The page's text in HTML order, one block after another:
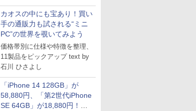
システム」
カオスの中にも宝あり！買い
手の通販力も試される“ミニ
PC”の世界を覗いてみよう
価格帯別に仕様や特徴を整理、
11製品をピックアップ text by
石川 ひさよし
「iPhone 14 128GB」が
58,880円、「第2世代iPhone
SE 64GB」が18,880円！中